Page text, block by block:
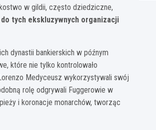
w gildii, często dziedziczne,
do tych ekskluzywnych organizacji
dynastii bankierskich w późnym
które nie tylko kontrolowało
Medyceusz wykorzystywali swój
rolę odgrywali Fuggerowie w
i koronacje monarchów, tworząc